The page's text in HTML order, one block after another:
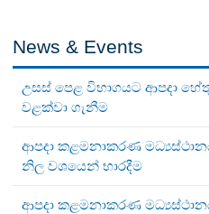
News & Events
උසස් පෙළ විභාගයට ආපදා
වළක්වා ගැනීම
ආපදා කළමනාකරණ
නිල වශයෙන් භාරදීම
ආපදා කළමනාකරණ